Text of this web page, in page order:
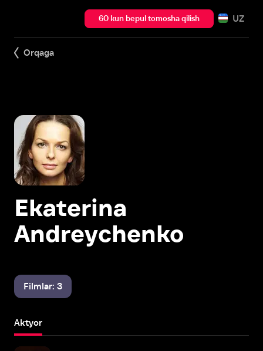
60 kun bepul tomosha qilish UZ
Orqaga
Ekaterina
Andreychenko
Filmlar: 3
Aktyor